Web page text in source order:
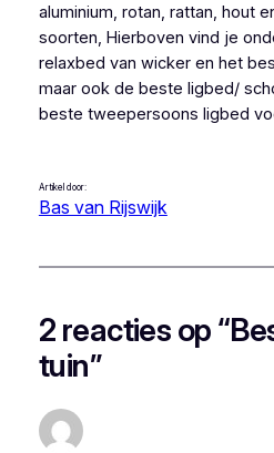
aluminium, rotan, rattan, hout
soorten, Hierboven vind je
relaxbed van wicker en het
maar ook de beste ligbed/
beste tweepersoons ligbed
Artikel door:
Bas van Rijswijk
2 reacties op
tuin”